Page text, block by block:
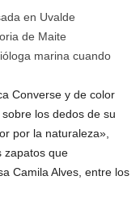
en Uvalde
de Maite
marina cuando
Converse y de color
los dedos de su
por la naturaleza»,
zapatos que
Camila Alves, entre los